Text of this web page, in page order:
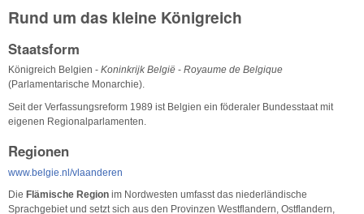
Rund um das kleine Königreich
Staatsform
Königreich Belgien - Koninkrijk België - Royaume de Belgique
(Parlamentarische Monarchie).
Seit der Verfassungsreform 1989 ist Belgien ein föderaler Bundesstaat mit
eigenen Regionalparlamenten.
Regionen
www.belgie.nl/vlaanderen
Die Flämische Region im Nordwesten umfasst das niederländische
Sprachgebiet und setzt sich aus den Provinzen Westflandern, Ostflandern,